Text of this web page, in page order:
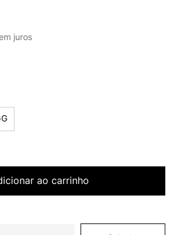
juros
ao carrinho